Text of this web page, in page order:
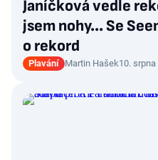
Janíčková vedle
jsem nohy... Se
o rekord
Plavání Martin Hašek10.